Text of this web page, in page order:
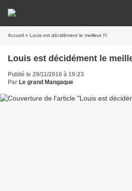
Accueil » Louis est décidément le meilleur !!!
Louis est décidément le
Publié le 29/11/2016 à 19:23
Par Le grand Mangaque